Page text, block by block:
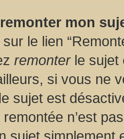
mon
le lien
remonterle sujet
si vous ne
sujet est
n’est